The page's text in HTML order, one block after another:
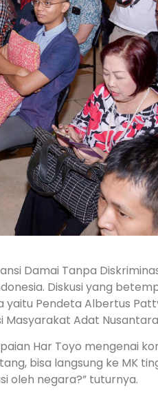
Damai Tanpa
Diskusi yang
yaitu Pendeta Albertus
Masyarakat Adat
Har Toyo mengenai
bisa langsung ke MK
oleh negara?” tuturnya.